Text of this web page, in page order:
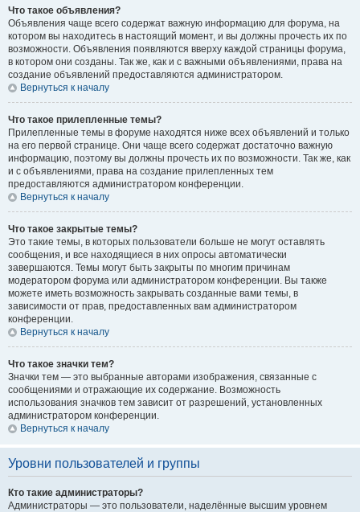
Что такое объявления?
Объявления чаще всего содержат важную информацию для форума, на
котором вы находитесь в настоящий момент, и вы должны прочесть их по
возможности. Объявления появляются вверху каждой страницы форума,
в котором они созданы. Так же, как и с важными объявлениями, права на
создание объявлений предоставляются администратором.
Вернуться к началу
Что такое прилепленные темы?
Прилепленные темы в форуме находятся ниже всех объявлений и только
на его первой странице. Они чаще всего содержат достаточно важную
информацию, поэтому вы должны прочесть их по возможности. Так же, как
и с объявлениями, права на создание прилепленных тем
предоставляются администратором конференции.
Вернуться к началу
Что такое закрытые темы?
Это такие темы, в которых пользователи больше не могут оставлять
сообщения, и все находящиеся в них опросы автоматически
завершаются. Темы могут быть закрыты по многим причинам
модератором форума или администратором конференции. Вы также
можете иметь возможность закрывать созданные вами темы, в
зависимости от прав, предоставленных вам администратором
конференции.
Вернуться к началу
Что такое значки тем?
Значки тем — это выбранные авторами изображения, связанные с
сообщениями и отражающие их содержание. Возможность
использования значков тем зависит от разрешений, установленных
администратором конференции.
Вернуться к началу
Уровни пользователей и группы
Кто такие администраторы?
Администраторы — это пользователи, наделённые высшим уровнем